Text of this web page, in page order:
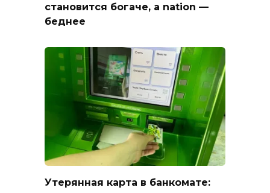
становится богаче, а nation —
беднее
Утерянная карта в банкомате: